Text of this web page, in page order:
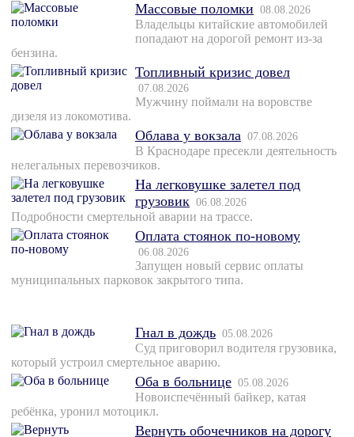
Массовые поломки 08.08.2026
Владельцы китайские автомобилей
попадают на дорогой ремонт из-за
бензина.
Топливный кризис довел
07.08.2026
Мужчину поймали на воровстве
дизеля из локомотива.
Облава у вокзала 07.08.2026
В Краснодаре пресекли деятельность
нелегальных перевозчиков.
На легковушке залетел под
грузовик 06.08.2026
Подробности смертельной аварии на трассе.
Оплата стоянок по-новому
06.08.2026
Запущен новый сервис оплаты
муниципальных парковок закрытого типа.
Гнал в дождь 05.08.2026
Суд приговорил водителя грузовика,
который устроил смертельное аварию.
Оба в больнице 05.08.2026
Новоиспечённый байкер, катая
ребёнка, уронил мотоцикл.
Вернуть обочечников на дорогу